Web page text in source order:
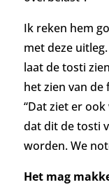
Ik reken hem
met deze uitleg.
laat de tosti
het zien van
“Dat ziet er
dat dit de tosti
worden. We
Het mag